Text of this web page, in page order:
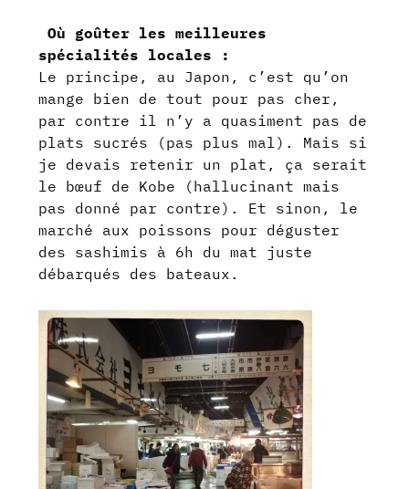
Où goûter les meilleures
spécialités locales :
Le principe, au Japon, c’est qu’on
mange bien de tout pour pas cher,
par contre il n’y a quasiment pas de
plats sucrés (pas plus mal). Mais si
je devais retenir un plat, ça serait
le bœuf de Kobe (hallucinant mais
pas donné par contre). Et sinon, le
marché aux poissons pour déguster
des sashimis à 6h du mat juste
débarqués des bateaux.